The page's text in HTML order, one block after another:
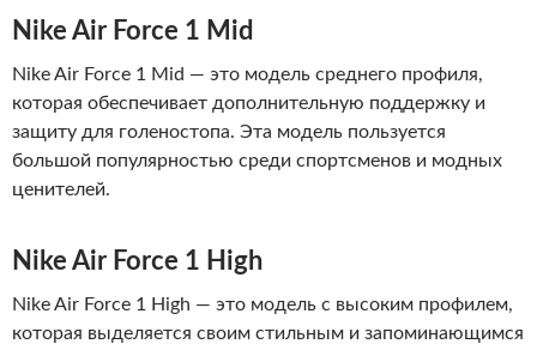
Nike Air Force 1 Mid
Nike Air Force 1 Mid — это модель среднего профиля,
которая обеспечивает дополнительную поддержку и
защиту для голеностопа. Эта модель пользуется
большой популярностью среди спортсменов и модных
ценителей.
Nike Air Force 1 High
Nike Air Force 1 High — это модель с высоким профилем,
которая выделяется своим стильным и запоминающимся